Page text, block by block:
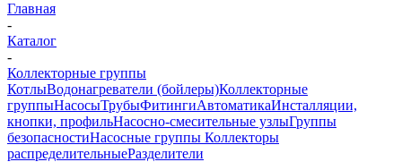
Главная
-
Каталог
-
Коллекторные группы
КотлыВодонагреватели (бойлеры)Коллекторные
группыНасосыТрубыФитингиАвтоматикаИнсталляции,
кнопки, профильНасосно-смесительные узлыГруппы
безопасностиНасосные группы Коллекторы
распределительныеРазделители